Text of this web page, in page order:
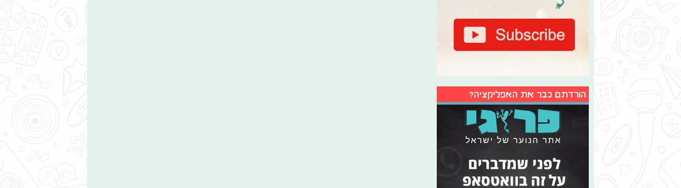
הורדתם כבר את האפליקציה?